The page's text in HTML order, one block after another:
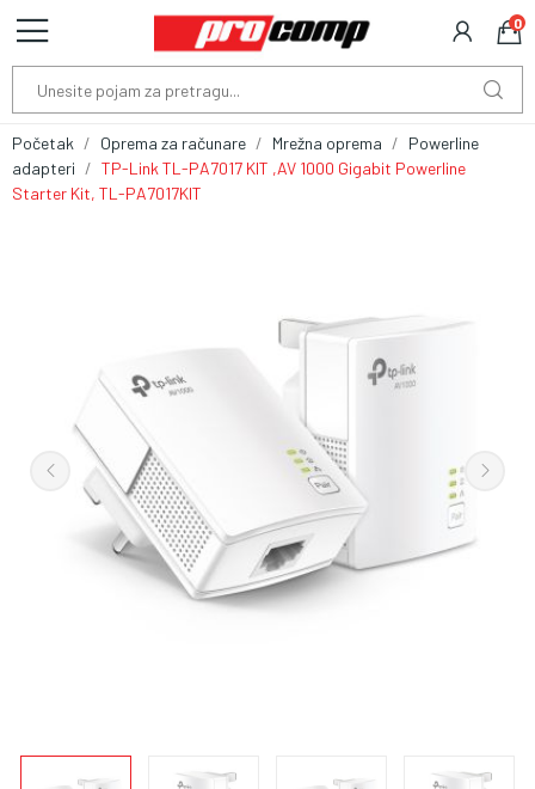
0
Početak Oprema za računare Mrežna oprema
Powerline
adapteri
TP-Link TL-PA7017 KIT ,AV 1000 Gigabit Powerline
Starter Kit, TL-PA7017KIT